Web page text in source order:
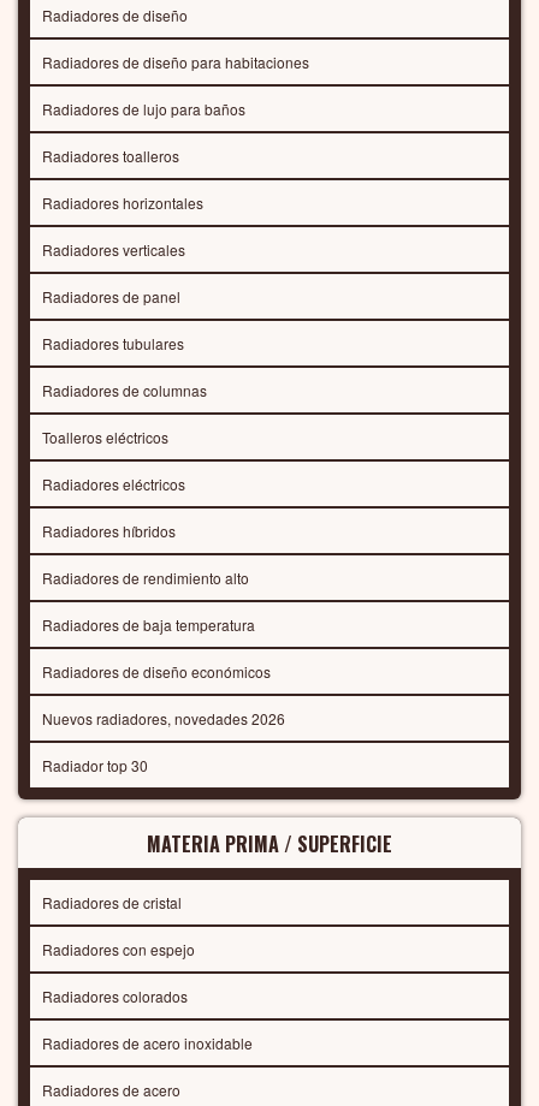
Radiadores de diseño
Radiadores de diseño para habitaciones
Radiadores de lujo para baños
Radiadores toalleros
Radiadores horizontales
Radiadores verticales
Radiadores de panel
Radiadores tubulares
Radiadores de columnas
Toalleros eléctricos
Radiadores eléctricos
Radiadores híbridos
Radiadores de rendimiento alto
Radiadores de baja temperatura
Radiadores de diseño económicos
Nuevos radiadores, novedades 2026
Radiador top 30
MATERIA PRIMA / SUPERFICIE
Radiadores de cristal
Radiadores con espejo
Radiadores colorados
Radiadores de acero inoxidable
Radiadores de acero